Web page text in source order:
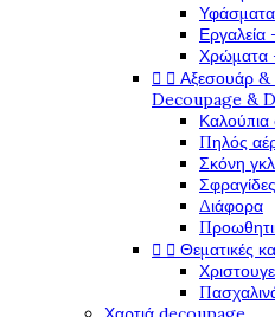
Χρώματα
  Αξεσουάρ &
Decoupage &
Καλούπια
Πηλός
Σκόνη
Διάφορα
  Θεματικές